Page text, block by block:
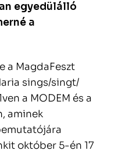
egyedülálló
a
a MagdaFeszt
sings/singt/
a MODEM és a
aminek
október 5-én 17